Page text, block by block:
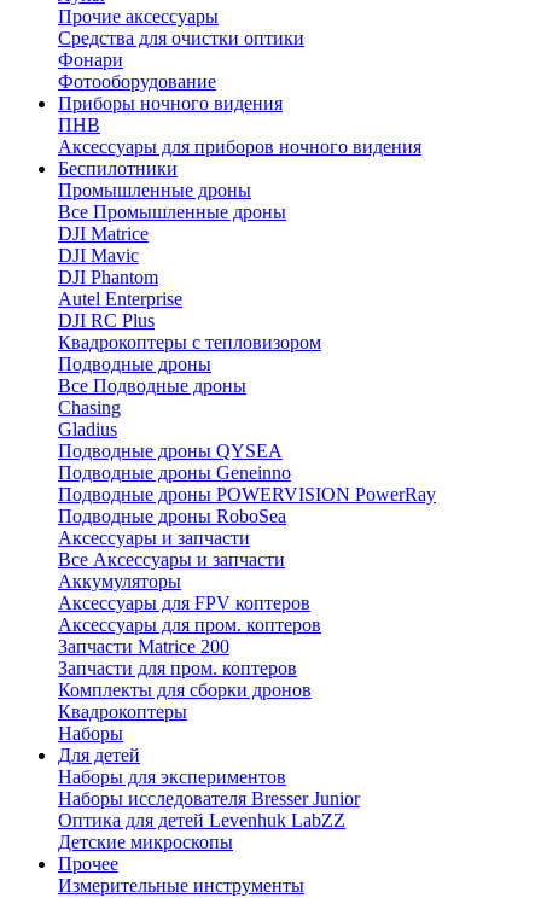
Прочие аксессуары
Средства для очистки оптики
Фонари
Фотооборудование
Приборы ночного видения
ПНВ
Аксессуары для приборов ночного видения
Беспилотники
Промышленные дроны
Все Промышленные дроны
DJI Matrice
DJI Mavic
DJI Phantom
Autel Enterprise
DJI RC Plus
Квадрокоптеры с тепловизором
Подводные дроны
Все Подводные дроны
Chasing
Gladius
Подводные дроны QYSEA
Подводные дроны Geneinno
Подводные дроны POWERVISION PowerRay
Подводные дроны RoboSea
Аксессуары и запчасти
Все Аксессуары и запчасти
Аккумуляторы
Аксессуары для FPV коптеров
Аксессуары для пром. коптеров
Запчасти Matrice 200
Запчасти для пром. коптеров
Комплекты для сборки дронов
Квадрокоптеры
Наборы
Для детей
Наборы для экспериментов
Наборы исследователя Bresser Junior
Оптика для детей Levenhuk LabZZ
Детские микроскопы
Прочее
Измерительные инструменты